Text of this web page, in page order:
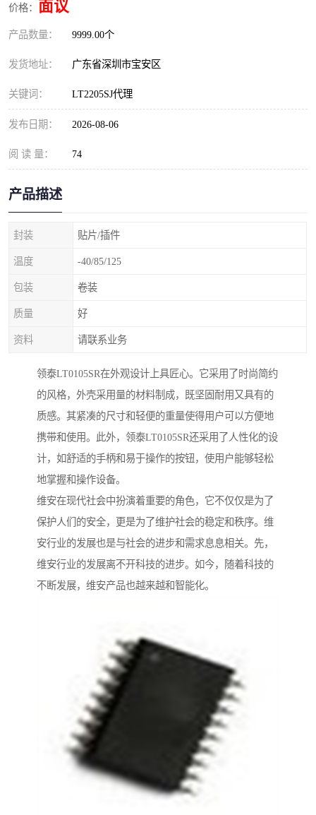
价格： 面议
产品数量： 9999.00个
发货地址： 广东省深圳市宝安区
关键词： LT2205SJ代理
发布日期： 2026-08-06
阅 读 量： 74
产品描述
封装 贴片/插件
温度 -40/85/125
包装 卷装
质量 好
资料 请联系业务
领泰LT0105SR在外观设计上具匠心。它采用了时尚简约
的风格，外壳采用量的材料制成，既坚固耐用又具有的
质感。其紧凑的尺寸和轻便的重量使得用户可以方便地
携带和使用。此外，领泰LT0105SR还采用了人性化的设
计，如舒适的手柄和易于操作的按钮，使用户能够轻松
地掌握和操作设备。
维安在现代社会中扮演着重要的角色，它不仅仅是为了
保护人们的安全，更是为了维护社会的稳定和秩序。维
安行业的发展也是与社会的进步和需求息息相关。先，
维安行业的发展离不开科技的进步。如今，随着科技的
不断发展，维安产品也越来越和智能化。